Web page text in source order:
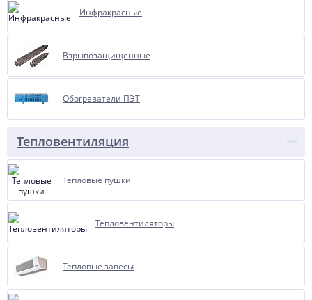
Инфракрасные
Взрывозащищенные
Обогреватели ПЭТ
Тепловентиляция
Тепловые пушки
Тепловентиляторы
Тепловые завесы